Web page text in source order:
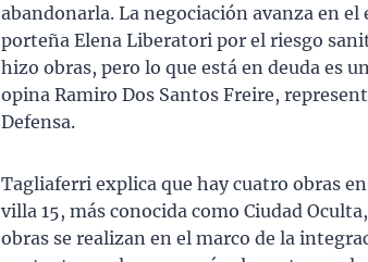
abandonarla. La negociación avanza en
porteña Elena Liberatori por el riesgo
hizo obras, pero lo que está en deuda es
opina Ramiro Dos Santos Freire,
Defensa.
Tagliaferri explica que hay cuatro obras
villa 15, más conocida como Ciudad
obras se realizan en el marco de la